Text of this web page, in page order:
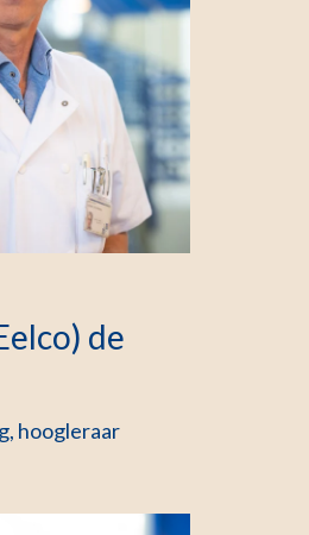
de
hoogleraar